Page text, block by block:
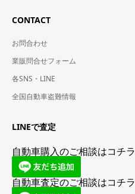
CONTACT
お問合わせ
業販問合せフォーム
各SNS・LINE
全国自動車盗難情報
LINEで査定
自動車購入のご相談はコチラ
自動車査定のご相談はコチラ